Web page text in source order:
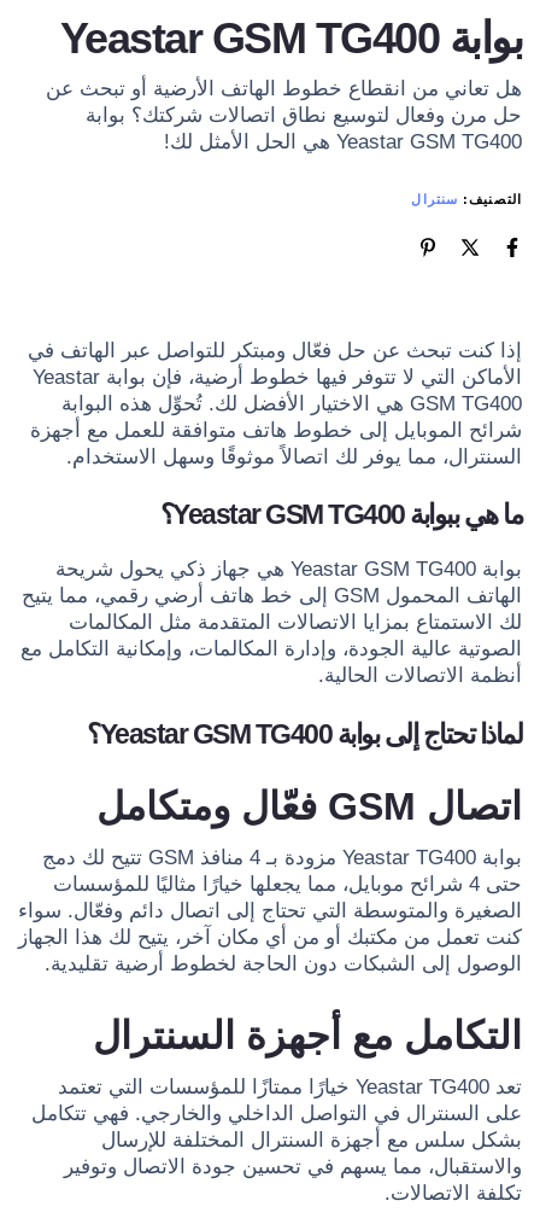
بوابة Yeastar GSM TG400
هل تعاني من انقطاع خطوط الهاتف الأرضية أو تبحث عن
حل مرن وفعال لتوسيع نطاق اتصالات شركتك؟ بوابة
Yeastar GSM TG400 هي الحل الأمثل لك!
التصنيف: سنترال
إذا كنت تبحث عن حل فعّال ومبتكر للتواصل عبر الهاتف في
الأماكن التي لا تتوفر فيها خطوط أرضية، فإن بوابة Yeastar
GSM TG400 هي الاختيار الأفضل لك. تُحوِّل هذه البوابة
شرائح الموبايل إلى خطوط هاتف متوافقة للعمل مع أجهزة
السنترال، مما يوفر لك اتصالاً موثوقًا وسهل الاستخدام.
ما هي ببوابة Yeastar GSM TG400؟
بوابة Yeastar GSM TG400 هي جهاز ذكي يحول شريحة
الهاتف المحمول GSM إلى خط هاتف أرضي رقمي، مما يتيح
لك الاستمتاع بمزايا الاتصالات المتقدمة مثل المكالمات
الصوتية عالية الجودة، وإدارة المكالمات، وإمكانية التكامل مع
أنظمة الاتصالات الحالية.
لماذا تحتاج إلى بوابة Yeastar GSM TG400؟
اتصال GSM فعّال ومتكامل
بوابة Yeastar TG400 مزودة بـ 4 منافذ GSM تتيح لك دمج
حتى 4 شرائح موبايل، مما يجعلها خيارًا مثاليًا للمؤسسات
الصغيرة والمتوسطة التي تحتاج إلى اتصال دائم وفعّال. سواء
كنت تعمل من مكتبك أو من أي مكان آخر، يتيح لك هذا الجهاز
الوصول إلى الشبكات دون الحاجة لخطوط أرضية تقليدية.
التكامل مع أجهزة السنترال
تعد Yeastar TG400 خيارًا ممتازًا للمؤسسات التي تعتمد
على السنترال في التواصل الداخلي والخارجي. فهي تتكامل
بشكل سلس مع أجهزة السنترال المختلفة للإرسال
والاستقبال، مما يسهم في تحسين جودة الاتصال وتوفير
تكلفة الاتصالات.